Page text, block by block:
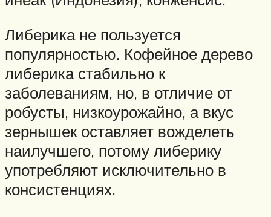
Либерика не пользуется
популярностью. Кофейное дерево
либерика стабильно к
заболеваниям, но, в отличие от
робусты, низкоурожайно, а вкус
зернышек оставляет вожделеть
наилучшего, потому либерику
употребляют исключительно в
консистенциях.